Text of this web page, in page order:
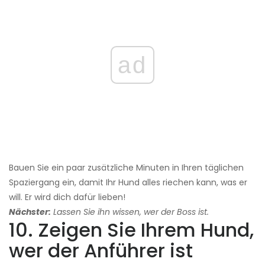
ad
Bauen Sie ein paar zusätzliche Minuten in Ihren täglichen
Spaziergang ein, damit Ihr Hund alles riechen kann, was er
will. Er wird dich dafür lieben!
Nächster: Lassen Sie ihn wissen, wer der Boss ist.
10. Zeigen Sie Ihrem Hund,
wer der Anführer ist